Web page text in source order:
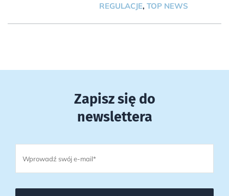
REGULACJE, TOP NEWS
Zapisz się do
newslettera